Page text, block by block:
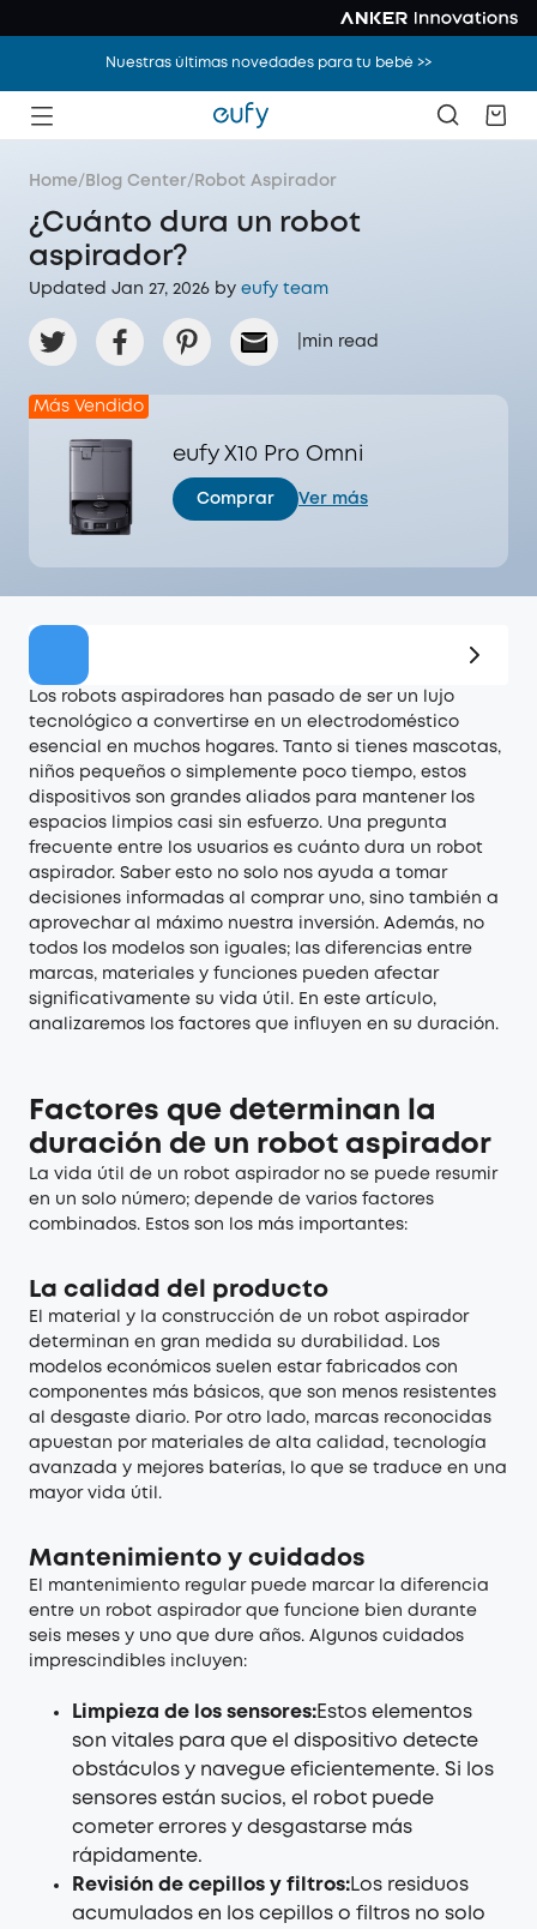
Nuestras últimas novedades para tu bebé >>
Home/ Blog Center/ Robot Aspirador
¿Cuánto dura un robot
aspirador?
Updated Jan 27, 2026 by eufy team
min read
Más Vendido
eufy X10 Pro Omni
Comprar Ver más
Los robots aspiradores han pasado de ser un lujo
tecnológico a convertirse en un electrodoméstico
esencial en muchos hogares. Tanto si tienes mascotas,
niños pequeños o simplemente poco tiempo, estos
dispositivos son grandes aliados para mantener los
espacios limpios casi sin esfuerzo. Una pregunta
frecuente entre los usuarios es cuánto dura un robot
aspirador. Saber esto no solo nos ayuda a tomar
decisiones informadas al comprar uno, sino también a
aprovechar al máximo nuestra inversión. Además, no
todos los modelos son iguales; las diferencias entre
marcas, materiales y funciones pueden afectar
significativamente su vida útil. En este artículo,
analizaremos los factores que influyen en su duración.
Factores que determinan la
duración de un robot aspirador
La vida útil de un robot aspirador no se puede resumir
en un solo número; depende de varios factores
combinados. Estos son los más importantes:
La calidad del producto
El material y la construcción de un robot aspirador
determinan en gran medida su durabilidad. Los
modelos económicos suelen estar fabricados con
componentes más básicos, que son menos resistentes
al desgaste diario. Por otro lado, marcas reconocidas
apuestan por materiales de alta calidad, tecnología
avanzada y mejores baterías, lo que se traduce en una
mayor vida útil.
Mantenimiento y cuidados
El mantenimiento regular puede marcar la diferencia
entre un robot aspirador que funcione bien durante
seis meses y uno que dure años. Algunos cuidados
imprescindibles incluyen:
Limpieza de los sensores: Estos elementos
son vitales para que el dispositivo detecte
obstáculos y navegue eficientemente. Si los
sensores están sucios, el robot puede
cometer errores y desgastarse más
rápidamente.
Revisión de cepillos y filtros: Los residuos
acumulados en los cepillos o filtros no solo